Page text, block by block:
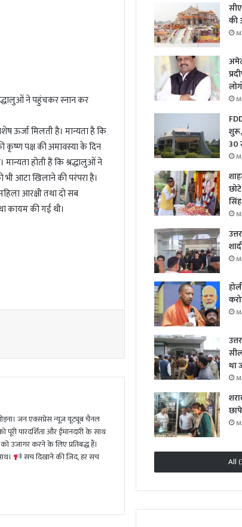
ने पहुंचकर स्नान कर
ऊर्जा मिलती है। मान्यता है कि
कृष्ण पक्ष की अमावस्या के दिन
होती हैं कि श्रद्धालुओं ने
भी आटा खिलाने की परंपरा है।
आरक्षी तथा दो सब
कायम की गई थी।
जन एक्सप्रेस न्यूज़ यूट्यूब चैनल
पारदर्शिता और ईमानदारी के साथ
करने के लिए प्रतिबद्ध हैं।
सच दिखाने की ज़िद, हर सच
की
30
था
All